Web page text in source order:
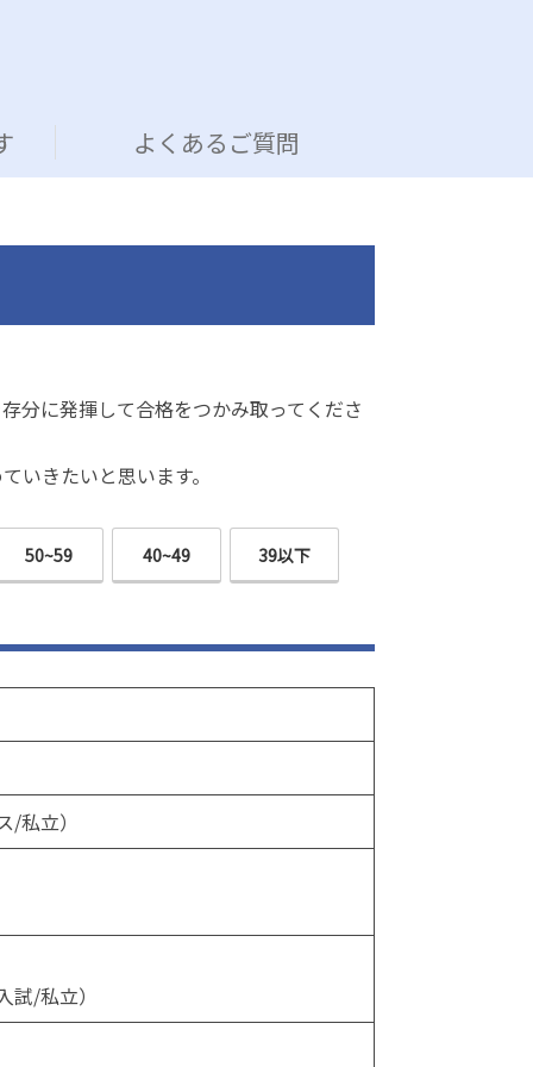
よくあるご質問
分に発揮して合格をつかみ取ってくださ
いきたいと思います。
50~59 40~49 39以下
私立）
/私立）